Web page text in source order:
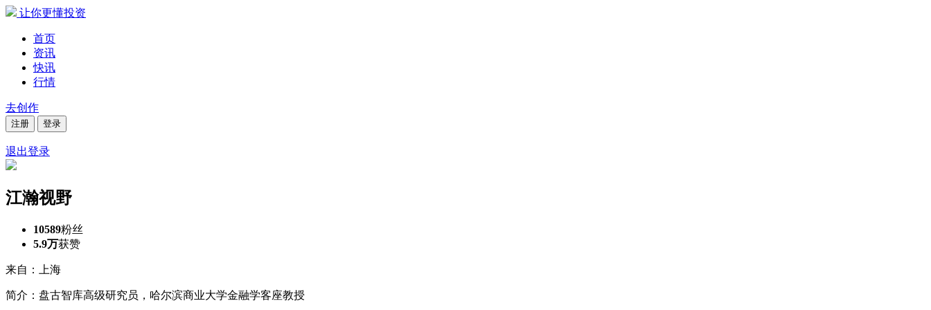
让你更懂投资
首页
资讯
快讯
行情
去创作
注册 登录
退出登录
江瀚视野
10589粉丝
5.9万获赞
来自：上海
简介：盘古智库高级研究员，哈尔滨商业大学金融学客座教授